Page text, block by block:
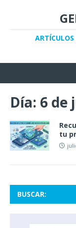
ARTÍCULOS
Día: 6 de
tu
BUSCAR: